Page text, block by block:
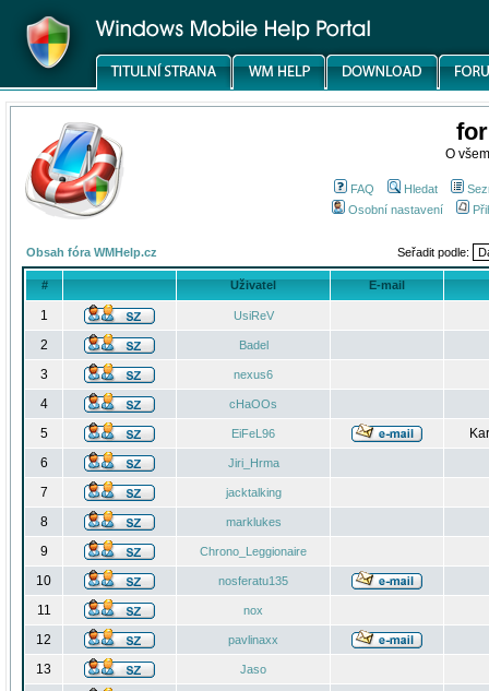
O
FAQ Hledat
Osobní nastavení
Obsah fóra WMHelp.cz Seřadit podle:
# Uživatel E-mail
1 UsiReV
2 Badel
3 nexus6
4 cHaOOs
5 EiFeL96
6
Jiri_Hrma
7 jacktalking
8 marklukes
9 Chrono_Leggionaire
10 nosferatu135
11 nox
12 pavlinaxx
13 Jaso